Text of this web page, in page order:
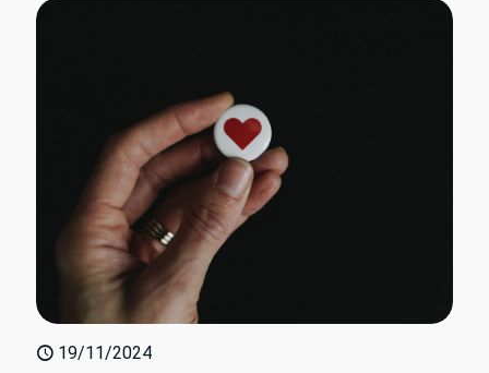
19/11/2024